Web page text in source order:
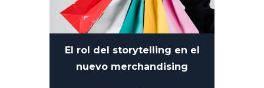
El rol del storytelling en el
nuevo merchandising